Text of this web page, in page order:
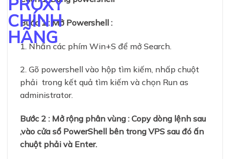
Bước 1 : Mở Powershell :
1. Nhấn các phím Win+S để mở Search.
2. Gõ powershell vào hộp tìm kiếm, nhấp chuột
phải trong kết quả tìm kiếm và chọn Run as
administrator.
Bước 2 : Mở rộng phân vùng : Copy dòng lệnh sau
,vào cửa sổ PowerShell bên trong VPS sau đó ấn
chuột phải và Enter.